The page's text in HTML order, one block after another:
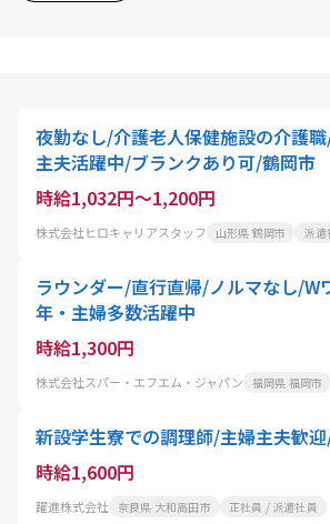
夜勤なし/介護老人保健施設の介護
主夫活躍中/ブランクあり可/鶴岡市
時給1,032円～1,200円
株式会社ヒロキャリアスタッフ 山形県 鶴岡市 派遣
ラウンダー/直行直帰/ノルマなし/W
年・主婦多数活躍中
時給1,300円
株式会社スパー・エフエム・ジャパン 福岡県 福岡市
新設学生寮での調理師/主婦主夫歓
時給1,600円
躍進株式会社 奈良県 大和高田市 正社員 / 派遣社員